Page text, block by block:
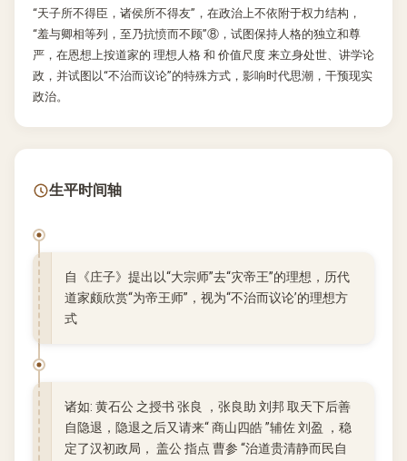
“天子所不得臣，诸侯所不得友”，在政治上不依附于权力结构，
“羞与卿相等列，至乃抗愤而不顾”⑧，试图保持人格的独立和尊
严，在恩想上按道家的 理想人格 和 价值尺度 来立身处世、讲学论
政，并试图以“不治而议论”的特殊方式，影响时代思潮，干预现实
政治。
生平时间轴
自《庄子》提出以“大宗师”去“灾帝王”的理想，历代
道家颇欣赏“为帝王师”，视为“不治而议论’的理想方
式
诸如: 黄石公 之授书 张良 ，张良助 刘邦 取天下后善
自隐退，隐退之后又请来“ 商山四皓 ”辅佐 刘盈 ，稳
定了汉初政局， 盖公 指点 曹参 “治道贵清静而民自